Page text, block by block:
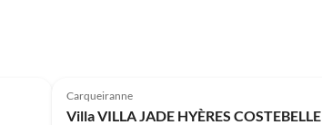
Carqueiranne
Villa VILLA JADE HYÈRES COSTEBELLE